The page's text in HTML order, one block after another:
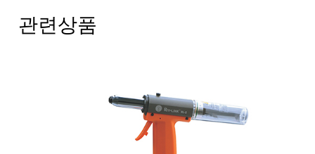
관련상품